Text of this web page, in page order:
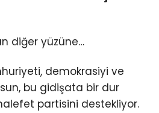
diğer yüzüne…
demokrasiyi ve
bu gidişata bir dur
partisini destekliyor.